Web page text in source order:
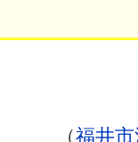
（福井